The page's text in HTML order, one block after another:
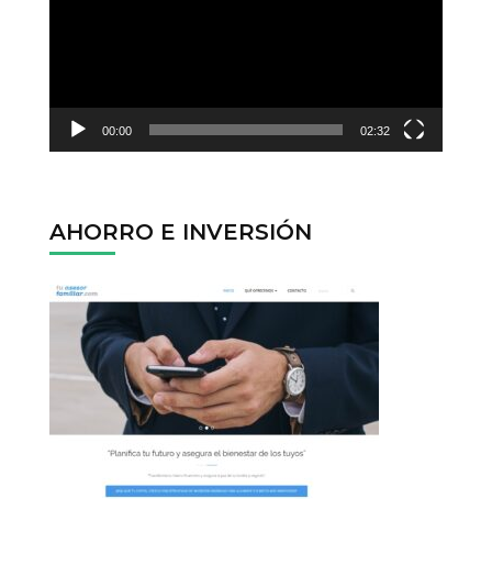
00:00 02:32
AHORRO E INVERSIÓN